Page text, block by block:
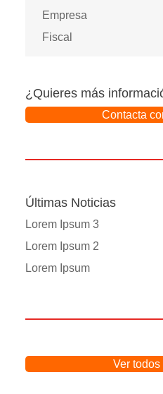
Empresa
Fiscal
¿Quieres más
Contacta
Últimas Noticias
Lorem Ipsum 3
Lorem Ipsum 2
Lorem Ipsum
Ver